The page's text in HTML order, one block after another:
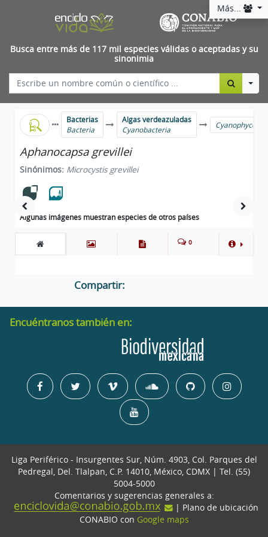
Más...
Busca entre más de 117 mil especies válidas o aceptadas y su
sinonimia
Bacterias
Bacteria
Algas verdeazuladas
Cyanobacteria
Cyanophyceae
Aphanocapsa grevillei
Sinónimos: Microcystis grevillei
Algunas imágenes muestran especies de otros países
0
Compartir:
Encuéntranos también en:
Liga Periférico - Insurgentes Sur, Núm. 4903, Col. Parques del
Pedregal, Del. Tlalpan, C.P. 14010, México, CDMX | Tel. (55)
5004-5000
Comentarios y sugerencias generales a:
| Plano de ubicación
CONABIO con Google maps